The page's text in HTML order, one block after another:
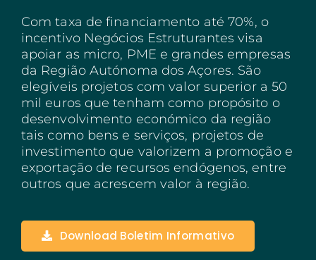
Administração Local
IEFP
Madeira
Açores
Algarve
PRR
Turismo de Portugal
PEPAC Agricultura
Portugal 2030
Com taxa de financiamento até 70%, o
incentivo Negócios Estruturantes visa
apoiar as micro, PME e grandes empresas
da Região Autónoma dos Açores. São
elegíveis projetos com valor superior a 50
mil euros que tenham como propósito o
desenvolvimento económico da região
tais como bens e serviços, projetos de
investimento que valorizem a promoção e
exportação de recursos endógenos, entre
outros que acrescem valor à região.
Download Boletim Informativo